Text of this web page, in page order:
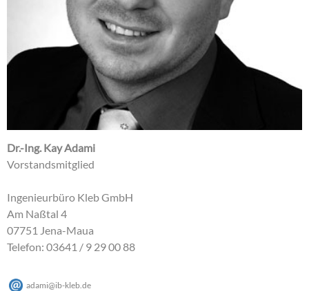
Dr.-Ing. Kay Adami
Vorstandsmitglied
Ingenieurbüro Kleb GmbH
Am Naßtal 4
07751 Jena-Maua
Telefon: 03641 / 9 29 00 88
adami@ib-kleb de